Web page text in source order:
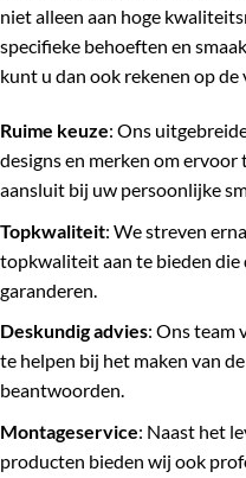
niet alleen aan hoge
specifieke behoeften en
kunt u dan ook rekenen op
Ruime keuze: Ons
designs en merken om
aansluit bij uw persoonlijke
Topkwaliteit: We streven
topkwaliteit aan te bieden
garanderen.
Deskundig advies: Ons team
te helpen bij het maken van
beantwoorden.
Montageservice: Naast het
producten bieden wij ook